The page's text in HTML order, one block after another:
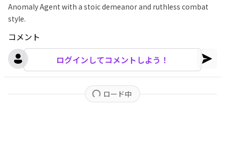
Anomaly Agent with a stoic demeanor and ruthless combat
style.
コメント
ログインしてコメントしよう！
ロード中